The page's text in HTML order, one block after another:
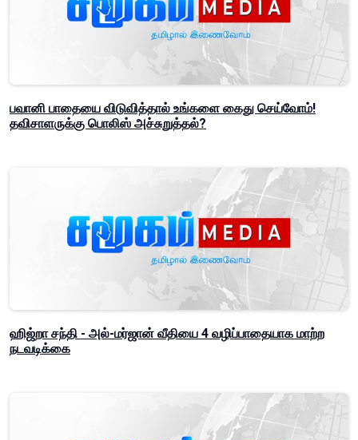
பவானி பாதையை விடுவித்தால் உங்களை கைது செய்வோம்!
தவிசாளருக்கு பொலிஸ் அச்சுறுத்தல்?
ஹிஜ்றா சந்தி - அல்-மர்ஜான் வீதியை 4 வழிப்பாதையாக மாற்ற
நடவடிக்கை